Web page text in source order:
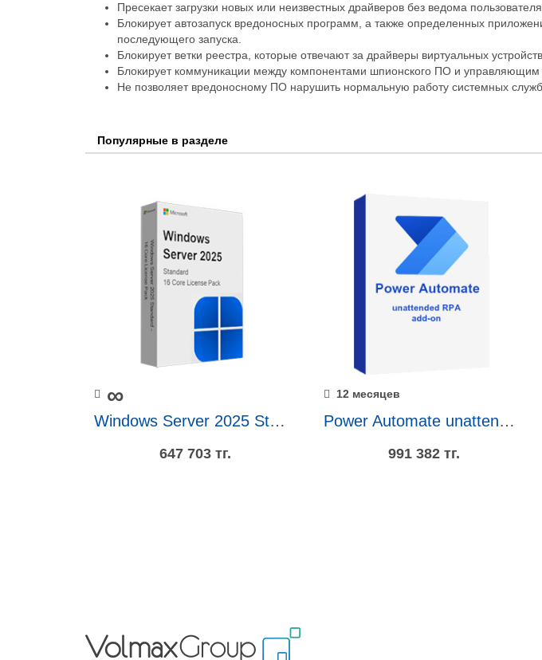
Пресекает загрузки новых или неизвестных драйверов без ведома
Блокирует автозапуск вредоносных программ, а также определенных
последующего запуска.
Блокирует ветки реестра, которые отвечают за драйверы виртуальных
Блокирует коммуникации между компонентами шпионского ПО и
Не позволяет вредоносному ПО нарушить нормальную работу системных
Популярные в разделе
∞
Windows Server 2025 Standard - 16 Core License Pack
647 703 тг.
12 месяцев
Power Automate unattended RPA add-on 1 год
991 382 тг.